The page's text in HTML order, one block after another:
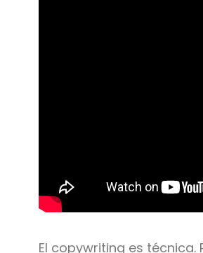
El copywriting es técnica.